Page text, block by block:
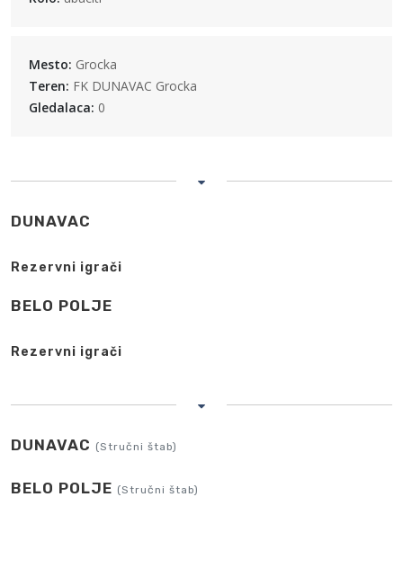
Mesto: Grocka
Teren: FK DUNAVAC Grocka
Gledalaca: 0
DUNAVAC
Rezervni igrači
BELO POLJE
Rezervni igrači
DUNAVAC (Stručni štab)
BELO POLJE (Stručni štab)